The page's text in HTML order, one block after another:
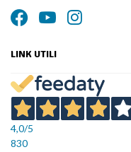
LINK UTILI
4,0/5
830